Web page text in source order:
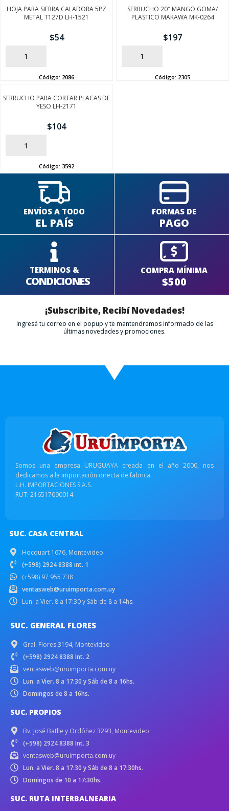
HOJA PARA SIERRA CALADORA 5PZ
METAL T127D LH-1521
$54
AÑADIR
Código: 2086
SERRUCHO 20″ MANGO GOMA/
PLASTICO MAKAWA MK-0264
$197
AÑADIR
Código: 2305
SERRUCHO PARA CORTAR PLACAS DE
YESO LH-2171
$104
AÑADIR
Código: 3592
ENVÍOS A TODO
EL PAÍS
FORMAS DE
PAGO
TERMINOS &
CONDICIONES
COMPRA MÍNIMA
$500
¡Subscribite, Recibí Novedades!
Ingresá tu correo en el popup y te mantendremos informado de las
últimas novedades y promociones.
Somos una empresa URUGUAYA creada en el año 2000, nos
dedicamos a la importación directa de fabrica.
L.H. IMPORTACIONES S.A.S.
RUT: 216517090014
SUC. CASA CENTRAL
Hocquart 1676, Montevideo
(+598) 2924 8388 int. 1
(+598) 97 955 738
ventasweb@uruimporta.com.uy
Lun. a Vier. 8 a 17:30 y Sáb de 8 a 14hs.
SUC. GENERAL FLORES
Gral. Flores 3194, Montevideo
(+598) 2924 8388 Int. 2
ventasweb@uruimporta.com.uy
Lun. a Vier. 8 a 17:30 y Sáb de 8 a 16hs.
Domingos de 8 a 16hs.
SUC. PROPIOS
Bv. José Batlle y Ordóñez 3293, Montevideo
(+598) 2924 8388 Int. 3
ventasweb@uruimporta.com.uy
Lun. a Vier. 8 a 17:30 y Sáb de 8 a 17:30hs.
Domingos de 10 a 17:30hs.
SUC. RUTA INTERBALNEARIA